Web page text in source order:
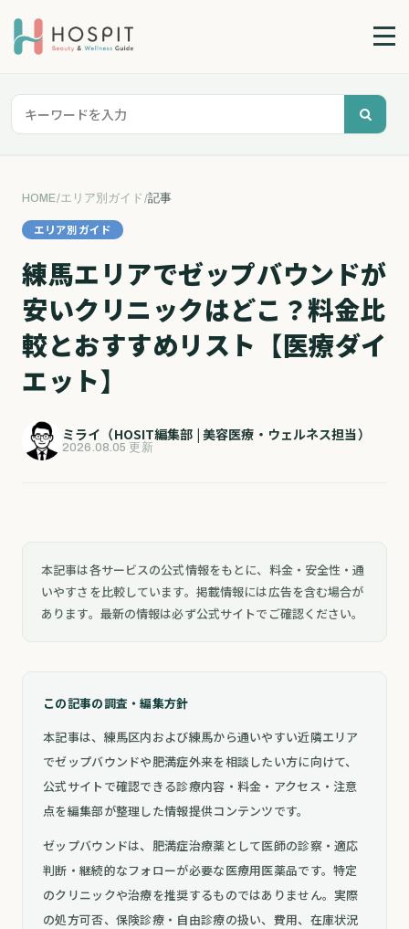
HOME/エリア別ガイド /記事
エリア別ガイド
練馬エリアでゼップバウンドが
安いクリニックはどこ？料金比
較とおすすめリスト【医療ダイ
エット】
ミライ（HOSIT編集部 | 美容医療・ウェルネス担当）
2026.08.05 更新
本記事は各サービスの公式情報をもとに、料金・安全性・通
いやすさを比較しています。掲載情報には広告を含む場合が
あります。最新の情報は必ず公式サイトでご確認ください。
この記事の調査・編集方針
本記事は、練馬区内および練馬から通いやすい近隣エリア
でゼップバウンドや肥満症外来を相談したい方に向けて、
公式サイトで確認できる診療内容・料金・アクセス・注意
点を編集部が整理した情報提供コンテンツです。
ゼップバウンドは、肥満症治療薬として医師の診察・適応
判断・継続的なフォローが必要な医療用医薬品です。特定
のクリニックや治療を推奨するものではありません。実際
の処方可否、保険診療・自由診療の扱い、費用、在庫状況